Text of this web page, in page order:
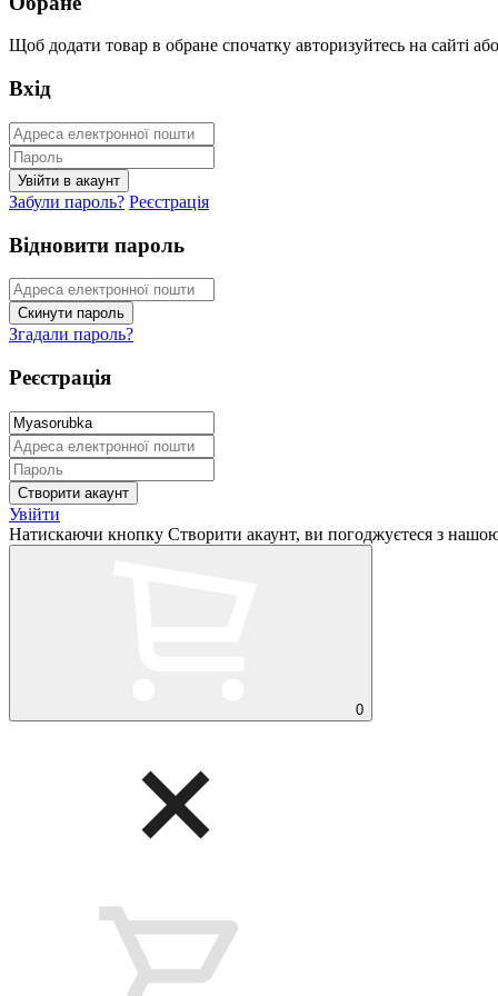
Щоб додати товар в обране спочатку авторизуйтесь на сайті або
Вхід
Забули пароль? Реєстрація
Відновити пароль
Згадали пароль?
Реєстрація
Увійти
Натискаючи кнопку Створити акаунт, ви погоджуєтеся з
0